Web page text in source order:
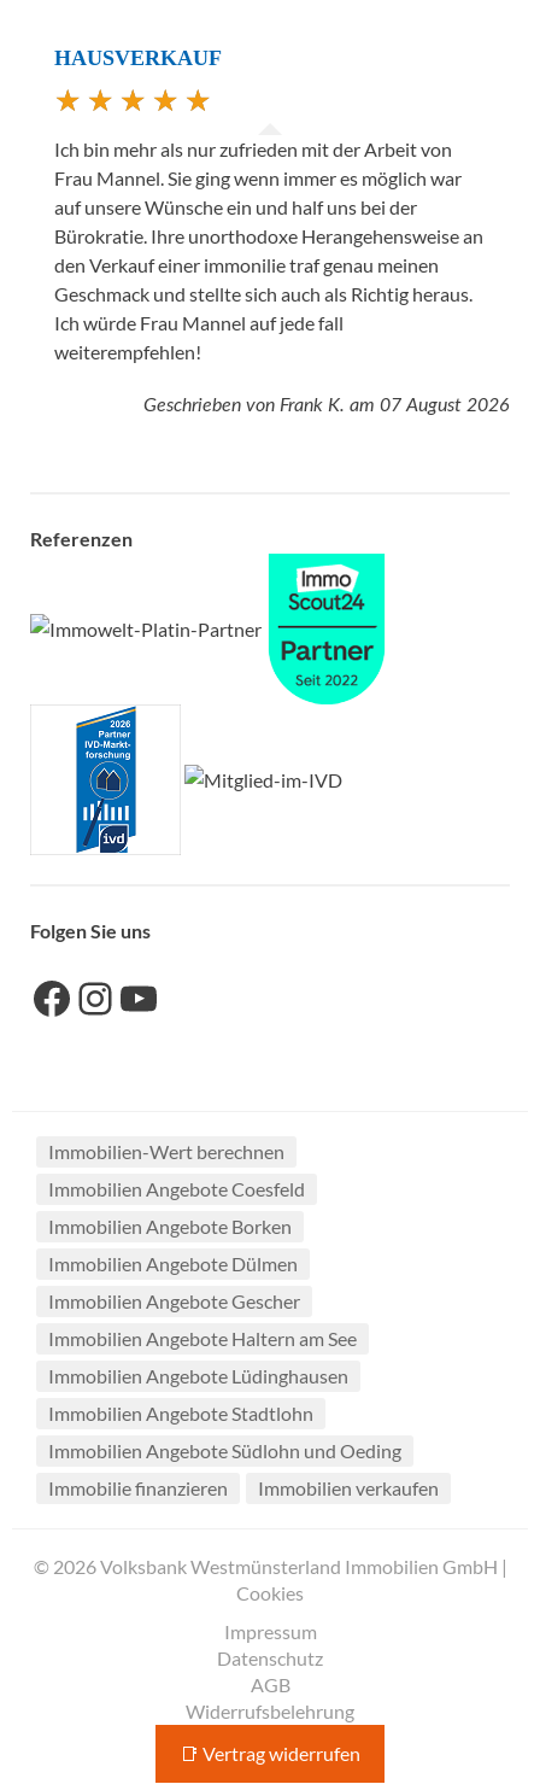
HAUSVERKAUF
Ich bin mehr als nur zufrieden mit der Arbeit von
Frau Mannel. Sie ging wenn immer es möglich war
auf unsere Wünsche ein und half uns bei der
Bürokratie. Ihre unorthodoxe Herangehensweise an
den Verkauf einer immonilie traf genau meinen
Geschmack und stellte sich auch als Richtig heraus.
Ich würde Frau Mannel auf jede fall
weiterempfehlen!
Geschrieben von Frank K. am 07 August 2026
Referenzen
Folgen Sie uns
Link zu unserer Facebook-Seite Link zu unseres Instagram-Accounts
Immobilien-Wert berechnen
Immobilien Angebote Coesfeld
Immobilien Angebote Borken
Immobilien Angebote Dülmen
Immobilien Angebote Gescher
Immobilien Angebote Haltern am See
Immobilien Angebote Lüdinghausen
Immobilien Angebote Stadtlohn
Immobilien Angebote Südlohn und Oeding
Immobilie finanzieren
Immobilien verkaufen
© 2026 Volksbank Westmünsterland Immobilien GmbH |
Cookies
Impressum
Datenschutz
AGB
Widerrufsbelehrung
📑 Vertrag widerrufen